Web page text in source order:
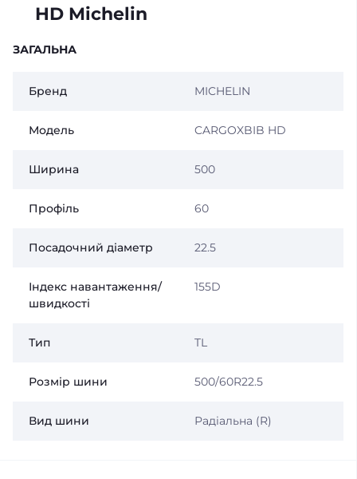
HD Michelin
ЗАГАЛЬНА
Бренд MICHELIN
Модель CARGOXBIB HD
Ширина 500
Профіль 60
Посадочний діаметр 22.5
Індекс навантаження/
швидкості
155D
Тип TL
Розмір шини 500/60R22.5
Вид шини Радіальна (R)